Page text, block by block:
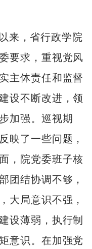
来，省行政学院
要求，重视党风
主体责任和监督
设不断改进，领
加强。巡视期
映了一些问题，
，院党委班子核
团结协调不够，
大局意识不强，
设薄弱，执行制
意识。在加强党